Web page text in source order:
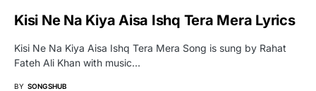
Kisi Ne Na Kiya Aisa Ishq Tera Mera Lyrics
Kisi Ne Na Kiya Aisa Ishq Tera Mera Song is sung by Rahat
Fateh Ali Khan with music…
BY SONGSHUB